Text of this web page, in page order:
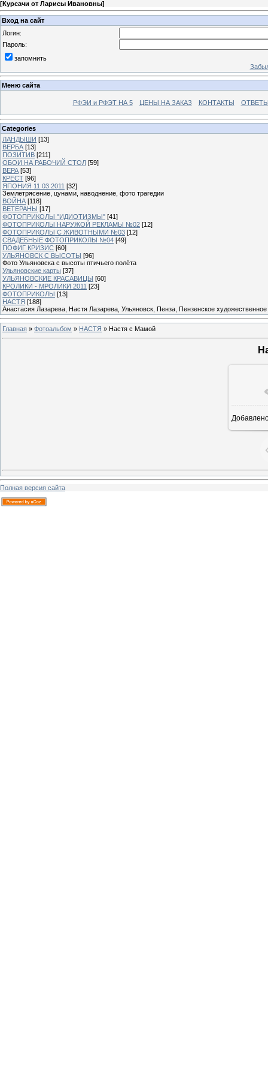
[Курсачи от Ларисы Ивановны]
Вход на сайт
Логин:
Пароль:
запомнить
Меню сайта
РФЭИ и РФЭТ НА 5 ЦЕНЫ НА ЗАКАЗ КОНТАКТЫ
Categories
ЛАНДЫШИ [13]
ВЕРБА [13]
ПОЗИТИВ [211]
ОБОИ НА РАБОЧИЙ СТОЛ [59]
ВЕРА [53]
КРЕСТ [96]
ЯПОНИЯ 11.03.2011 [32]
Землетрясение, цунами, наводнение, фото трагедии
ВОЙНА [118]
ВЕТЕРАНЫ [17]
ФОТОПРИКОЛЫ "ИДИОТИЗМЫ" [41]
ФОТОПРИКОЛЫ НАРУЖОЙ РЕКЛАМЫ №02 [12]
ФОТОПРИКОЛЫ С ЖИВОТНЫМИ №03 [12]
СВАДЕБНЫЕ ФОТОПРИКОЛЫ №04 [49]
ПОФИГ КРИЗИС [60]
УЛЬЯНОВСК С ВЫСОТЫ [96]
Фото Ульяновска с высоты птичьего полёта
Ульяновские карты [37]
УЛЬЯНОВСКИЕ КРАСАВИЦЫ [60]
КРОЛИКИ - МРОЛИКИ 2011 [23]
ФОТОПРИКОЛЫ [13]
НАСТЯ [188]
Анастасия Лазарева, Настя Лазарева, Ульяновск, Пенза, Пензенское
Главная » Фотоальбом » НАСТЯ » Настя с Мамой
Полная версия сайта